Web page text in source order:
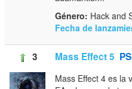
Género: Hack and
Fecha de
3 Mass Effect 5
Mass Effect 4 es la